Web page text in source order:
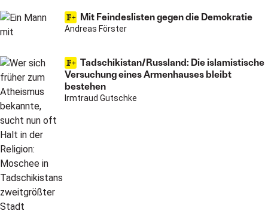
Mit Feindeslisten gegen die Demokratie
Andreas Förster
Tadschikistan/Russland: Die islamistische
Versuchung eines Armenhauses bleibt
bestehen
Irmtraud Gutschke